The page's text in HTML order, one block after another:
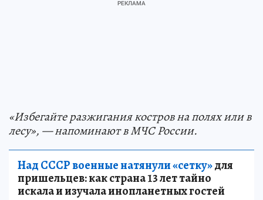
«Избегайте разжигания костров на полях или в
лесу», — напоминают в МЧС России.
Над СССР военные натянули «сетку»для
пришельцев: как страна 13 лет тайно
искала и изучала инопланетных гостей